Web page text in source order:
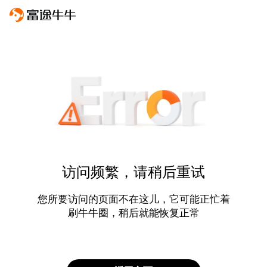
访问频繁，请稍后重试
您所要访问的页面不在这儿，它可能正忙着
刷牛牛圈，稍后就能恢复正常